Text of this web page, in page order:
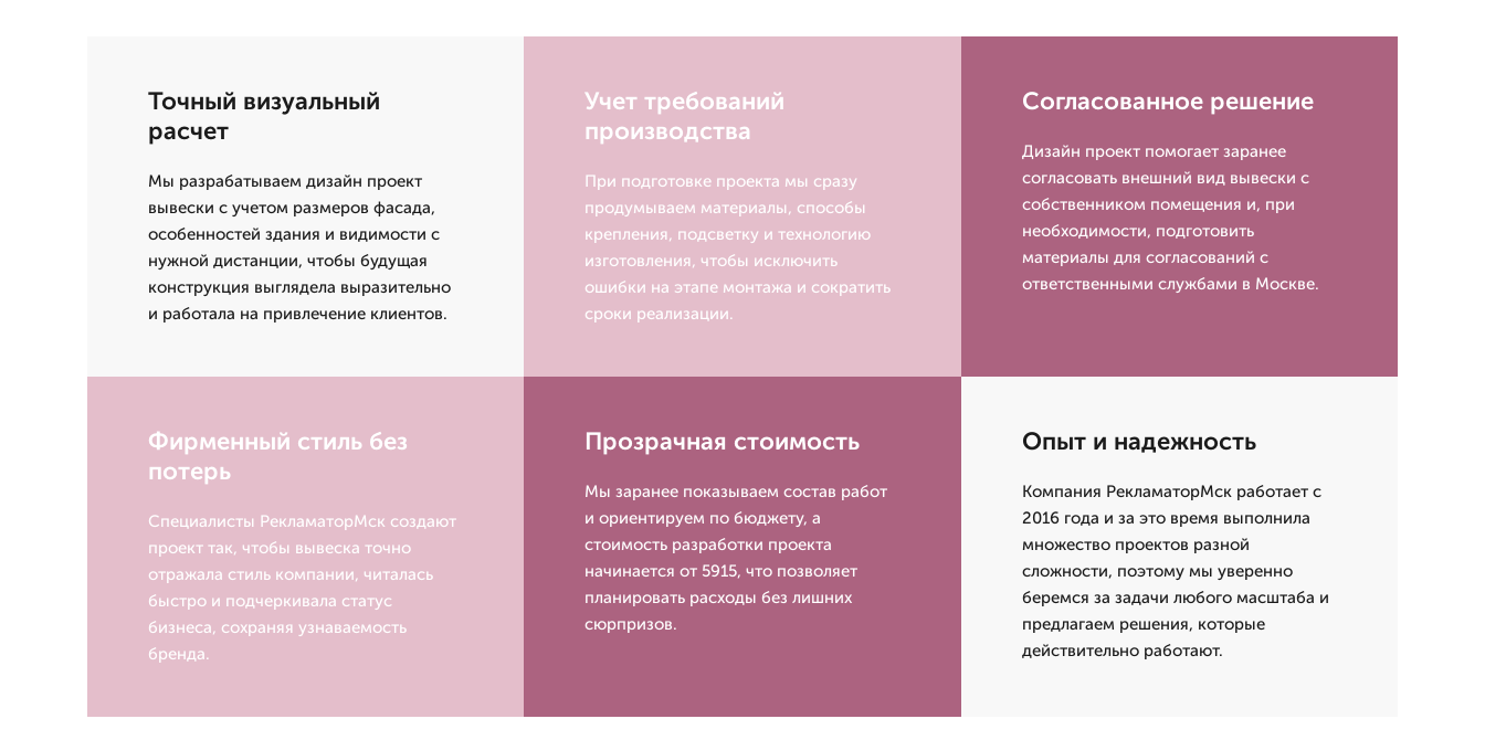
Точный визуальный
расчет
Мы разрабатываем дизайн проект
вывески с учетом размеров фасада,
особенностей здания и видимости с
нужной дистанции, чтобы будущая
конструкция выглядела выразительно
и работала на привлечение клиентов.
Учет требований
производства
При подготовке проекта мы сразу
продумываем материалы, способы
крепления, подсветку и технологию
изготовления, чтобы исключить
ошибки на этапе монтажа и сократить
сроки реализации.
Согласованное решение
Дизайн проект помогает заранее
согласовать внешний вид вывески с
собственником помещения и, при
необходимости, подготовить
материалы для согласований с
ответственными службами в Москве.
Фирменный стиль без
потерь
Специалисты РекламаторМск создают
проект так, чтобы вывеска точно
отражала стиль компании, читалась
быстро и подчеркивала статус
бизнеса, сохраняя узнаваемость
бренда.
Прозрачная стоимость
Мы заранее показываем состав работ
и ориентируем по бюджету, а
стоимость разработки проекта
начинается от 5915, что позволяет
планировать расходы без лишних
сюрпризов.
Опыт и надежность
Компания РекламаторМск работает с
2016 года и за это время выполнила
множество проектов разной
сложности, поэтому мы уверенно
беремся за задачи любого масштаба и
предлагаем решения, которые
действительно работают.